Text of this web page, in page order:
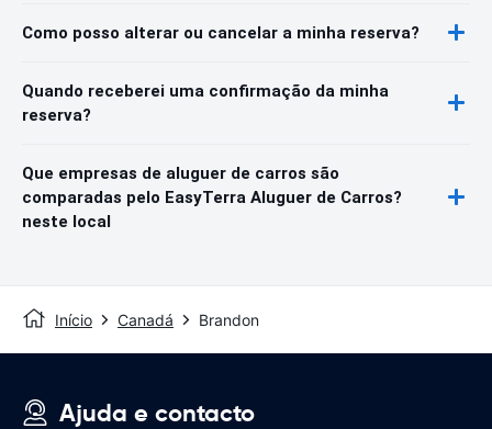
Como posso alterar ou cancelar a minha reserva?
Quando receberei uma confirmação da minha
reserva?
Que empresas de aluguer de carros são
comparadas pelo EasyTerra Aluguer de Carros?
neste local
Início Canadá Brandon
Ajuda e contacto